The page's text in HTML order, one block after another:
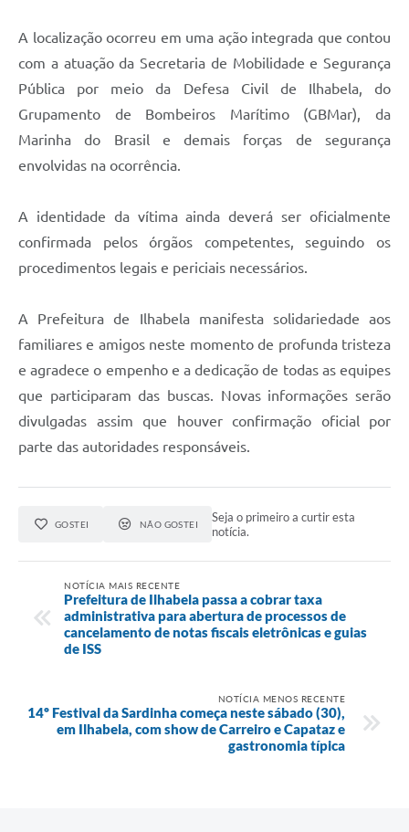
A localização ocorreu em uma ação integrada que contou
com a atuação da Secretaria de Mobilidade e Segurança
Pública por meio da Defesa Civil de Ilhabela, do
Grupamento de Bombeiros Marítimo (GBMar), da
Marinha do Brasil e demais forças de segurança
envolvidas na ocorrência.
A identidade da vítima ainda deverá ser oficialmente
confirmada pelos órgãos competentes, seguindo os
procedimentos legais e periciais necessários.
A Prefeitura de Ilhabela manifesta solidariedade aos
familiares e amigos neste momento de profunda tristeza
e agradece o empenho e a dedicação de todas as equipes
que participaram das buscas. Novas informações serão
divulgadas assim que houver confirmação oficial por
parte das autoridades responsáveis.
GOSTEI NÃO GOSTEI
Seja o primeiro a curtir esta
notícia.
NOTÍCIA MAIS RECENTE
Prefeitura de Ilhabela passa a cobrar taxa
administrativa para abertura de processos de
cancelamento de notas fiscais eletrônicas e guias
de ISS
NOTÍCIA MENOS RECENTE
14º Festival da Sardinha começa neste sábado (30),
em Ilhabela, com show de Carreiro e Capataz e
gastronomia típica